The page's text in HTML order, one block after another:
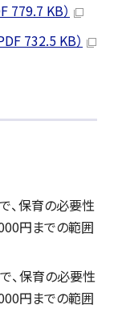
779.7 KB）
732.5 KB）
、保育の必要性
円までの範囲
、保育の必要性
円までの範囲